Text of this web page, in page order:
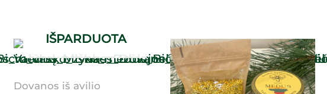
IŠPARDUOTA
Dovanos iš avilio